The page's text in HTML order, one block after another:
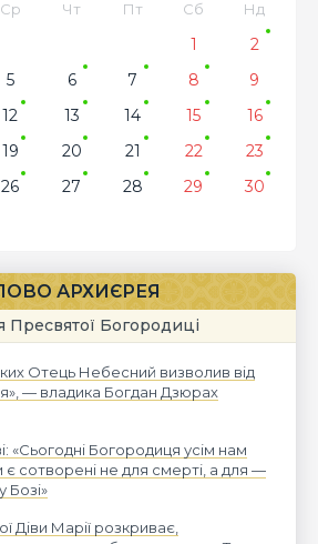
Ср Чт Пт Сб Нд
1
2
5 6 7 8
9
12 13 14 15
16
19 20 21 22
23
26 27 28 29
30
АРХИЄРЕЯ
Пресвятої Богородиці
Отець Небесний визволив від
— владика Богдан Дзюрах
«Сьогодні Богородиця усім нам
є сотворені не для смерті, а для —
Бозі»
Діви Марії розкриває,